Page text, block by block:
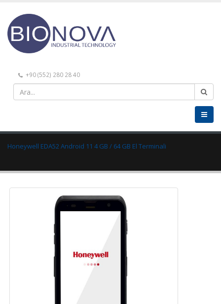
+90 (552) 280 28 40
Honeywell EDA52 Android 11 4 GB / 64 GB El Terminali